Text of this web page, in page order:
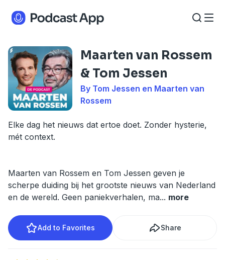
Maarten van Rossem
& Tom Jessen
By Tom Jessen en Maarten van
Rossem
Elke dag het nieuws dat ertoe doet. Zonder hysterie,
mét context.
Maarten van Rossem en Tom Jessen geven je
scherpe duiding bij het grootste nieuws van Nederland
en de wereld. Geen paniekverhalen, ma... more
Add to Favorites Share